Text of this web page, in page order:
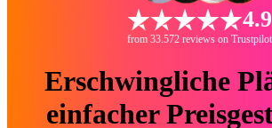
4.9
from 33.572 reviews on Trustpilot
Erschwingliche
einfacher